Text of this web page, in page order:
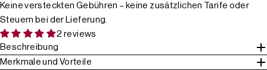
Keine versteckten Gebühren – keine zusätzlichen Tarife oder
Steuern bei der Lieferung.
2 reviews
Beschreibung
Merkmale und Vorteile